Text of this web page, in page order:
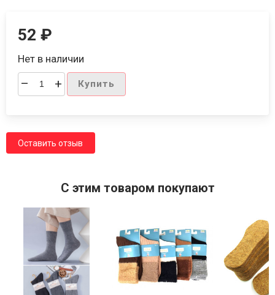
52₽
Нет в наличии
– + Купить
Оставить отзыв
C этим товаром покупают